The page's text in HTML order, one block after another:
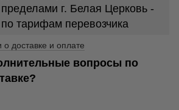
пределами г. Белая Церковь -
по тарифам перевозчика
доставке и оплате
вопросы по